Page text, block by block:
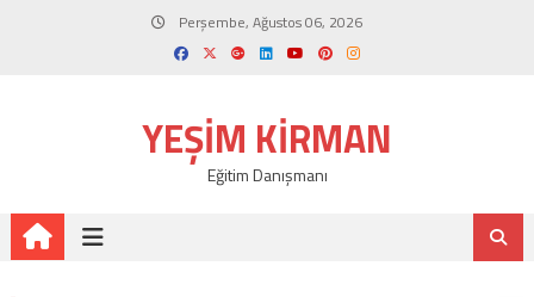
Perşembe, Ağustos 06, 2026
YEŞIM KIRMAN
Eğitim Danışmanı